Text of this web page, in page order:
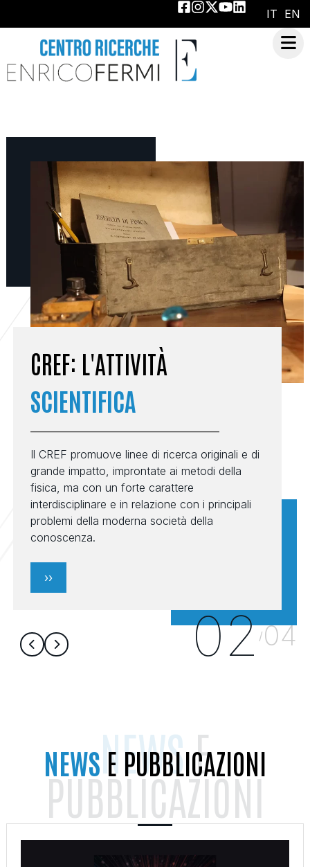
IT EN
CREF: L'ATTIVITÀ
SCIENTIFICA
Il CREF promuove linee di ricerca originali e di
grande impatto, improntate ai metodi della
fisica, ma con un forte carattere
interdisciplinare e in relazione con i principali
problemi della moderna società della
conoscenza.
››
02/04
NEWSE
PUBBLICAZIONI
NEWS E PUBBLICAZIONI